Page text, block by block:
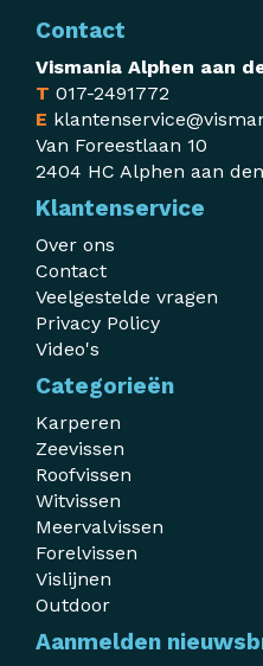
Contact
Vismania Alphen aan
T 017-2491772
E
Van Foreestlaan 10
2404 HC Alphen aan
Klantenservice
Over ons
Contact
Veelgestelde vragen
Privacy Policy
Video's
Categorieën
Karperen
Zeevissen
Roofvissen
Witvissen
Meervalvissen
Forelvissen
Vislijnen
Outdoor
Aanmelden